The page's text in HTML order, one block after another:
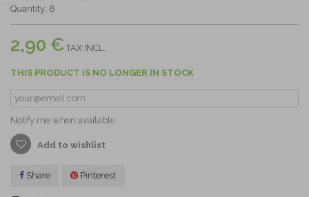
Quantity: 8
2,90 € TAX INCL.
THIS PRODUCT IS NO LONGER IN STOCK
Notify me when available
Add to wishlist
Share Pinterest